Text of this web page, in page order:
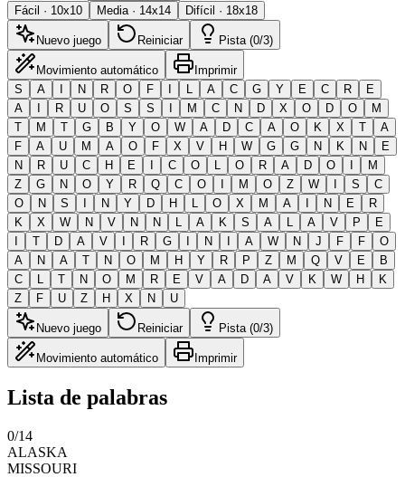
Fácil · 10x10 Media · 14x14 Difícil · 18x18
Nuevo juego Reiniciar Pista (0/3)
Movimiento automático
Imprimir
S
A I N R O F I L A C G Y E C R
E
A
I R U O S S I M C N D X O D O
M
T
M T G B Y O W A D C A O K X T
A
F
A U M A O F X V H W G G N K N
E
N
R U C H E I C O L O R A D O I
M
Z
G N O Y R Q C O I M O Z W I S
C
O
N S I N Y D H L O X M A I N E
R
K
X W N V N N L A K S A L A V P
E
I
T D A V I R G I N I A W N J F F
O
A
N A T N O M H Y R P Z M Q V E
B
C
L T N O M R E V A D A V K W H
K
Z
F U Z H X N U
Nuevo juego Reiniciar Pista (0/3)
Movimiento automático Imprimir
Lista de palabras
0/14
ALASKA
MISSOURI